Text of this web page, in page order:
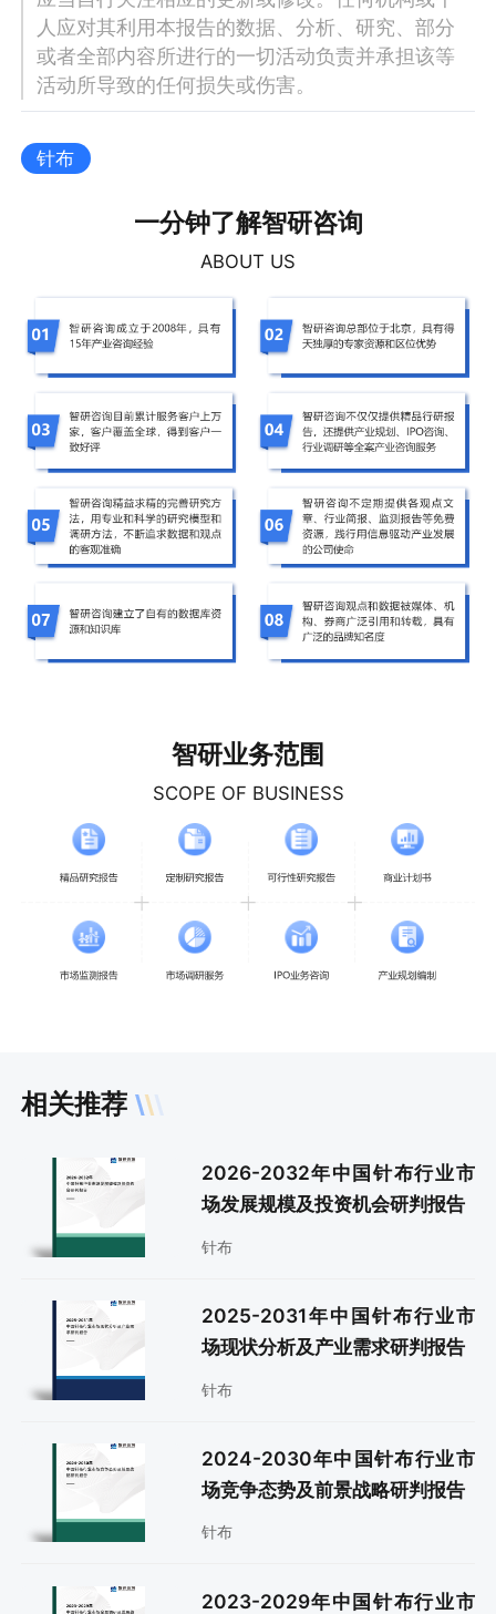
人应对其利用本报告的数据、分析、研究、部分
或者全部内容所进行的一切活动负责并承担该等
活动所导致的任何损失或伤害。
针布
一分钟了解智研咨询
ABOUT US
智研业务范围
SCOPE OF BUSINESS
相关推荐
2026-2032年中国针布行业市
场发展规模及投资机会研判报告
针布
2025-2031年中国针布行业市
场现状分析及产业需求研判报告
针布
2024-2030年中国针布行业市
场竞争态势及前景战略研判报告
针布
2023-2029年中国针布行业市